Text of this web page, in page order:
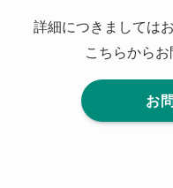
詳細につきましては
こちらから
お